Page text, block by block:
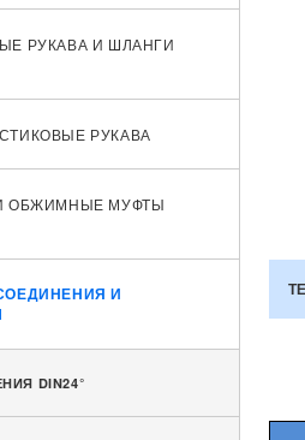
РУКАВА И ШЛАНГИ
РУКАВА
ОБЖИМНЫЕ МУФТЫ
И
DIN24°